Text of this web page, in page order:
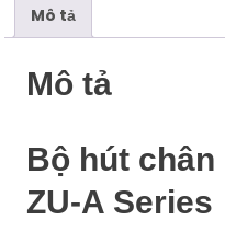
lượngMô tả
Mô tả
Bộ hút chân
ZU-A Series